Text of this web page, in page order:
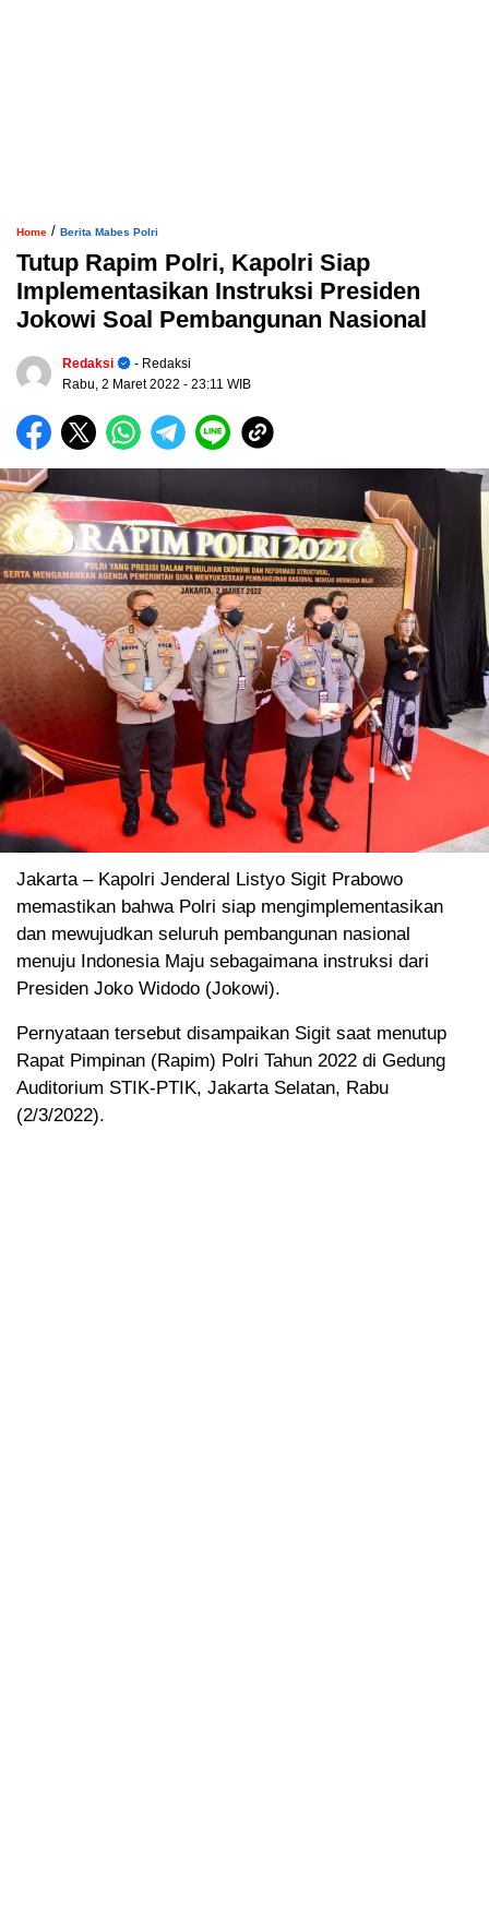
Home / Berita Mabes Polri
Tutup Rapim Polri, Kapolri Siap
Implementasikan Instruksi Presiden
Jokowi Soal Pembangunan Nasional
Redaksi
- Redaksi
Rabu, 2 Maret 2022 - 23:11 WIB
Jakarta – Kapolri Jenderal Listyo Sigit Prabowo
memastikan bahwa Polri siap mengimplementasikan
dan mewujudkan seluruh pembangunan nasional
menuju Indonesia Maju sebagaimana instruksi dari
Presiden Joko Widodo (Jokowi).
Pernyataan tersebut disampaikan Sigit saat menutup
Rapat Pimpinan (Rapim) Polri Tahun 2022 di Gedung
Auditorium STIK-PTIK, Jakarta Selatan, Rabu
(2/3/2022).